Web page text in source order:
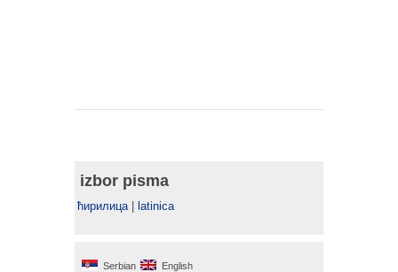
izbor pisma
ћирилица latinica
Serbian English